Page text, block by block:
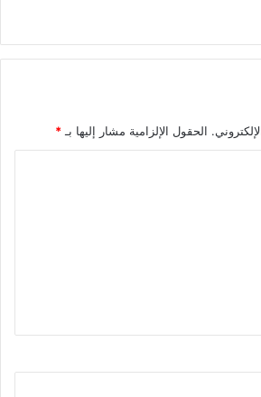
الحقول الإلزامية مشار إليها بـ *